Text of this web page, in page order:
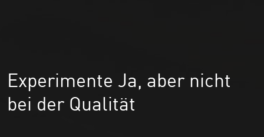
Experimente Ja, aber nicht
bei der Qualität